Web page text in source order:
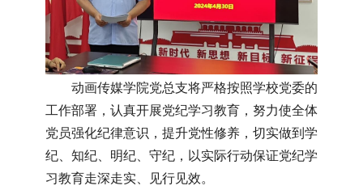
动画传媒学院党总支将严格按照学校党委的
工作部署，认真开展党纪学习教育，努力使全体
党员强化纪律意识，提升党性修养，切实做到学
纪、知纪、明纪、守纪，以实际行动保证党纪学
习教育走深走实、见行见效。